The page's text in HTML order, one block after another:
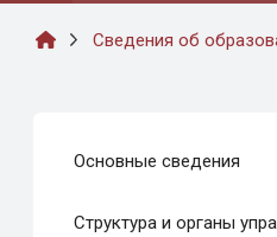
Сведения об
Основные сведения
Структура и органы